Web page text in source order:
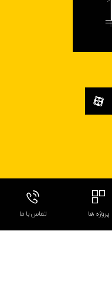
پروژه ها تماس با ما